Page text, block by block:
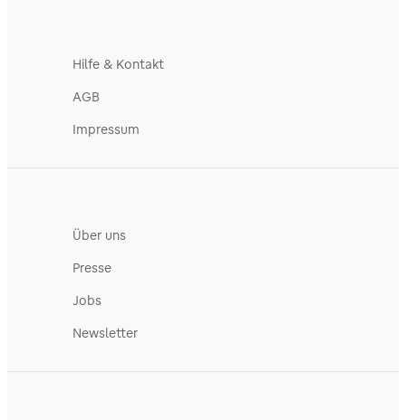
Hilfe & Kontakt
AGB
Impressum
Über uns
Presse
Jobs
Newsletter